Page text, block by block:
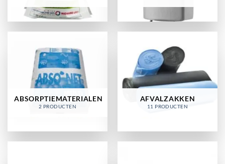
ABSORPTIEMATERIALEN
2 PRODUCTEN
AFVALZAKKEN
11 PRODUCTEN